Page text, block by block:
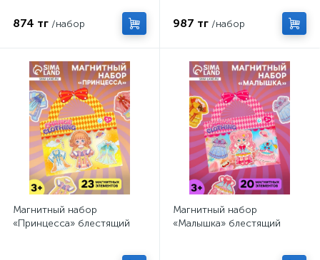
874 тг /набор 987 тг /набор
Магнитный набор
«Принцесса» блестящий
Магнитный набор
«Малышка» блестящий